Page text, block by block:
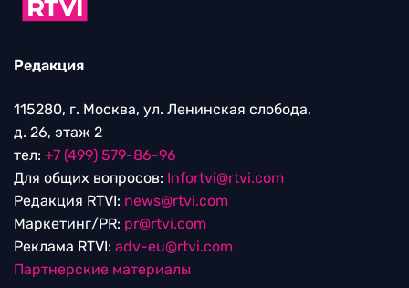
Редакция
115280, г. Москва, ул. Ленинская слобода,
д. 26, этаж 2
тел: +7 (499) 579-86-96
Для общих вопросов: Infortvi@rtvi.com
Редакция RTVI: news@rtvi.com
Маркетинг/PR: pr@rtvi.com
Реклама RTVI: adv-eu@rtvi.com
Партнерские материалы